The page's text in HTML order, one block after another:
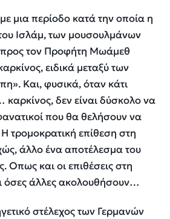
μια περίοδο κατά την οποία η
Ισλάμ, των μουσουλμάνων
προς τον Προφήτη Μωάμεθ
ειδικά μεταξύ των
Και, φυσικά, όταν κάτι
δεν είναι δύσκολο να
που θα θελήσουν να
τρομοκρατική επίθεση στη
άλλο ένα αποτέλεσμα του
Οπως και οι επιθέσεις στη
όσες άλλες ακολουθήσουν…
στέλεχος των Γερμανών